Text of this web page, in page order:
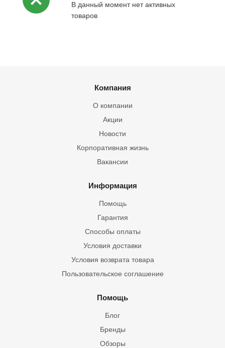
В данный момент нет активных
товаров
Компания
О компании
Акции
Новости
Корпоративная жизнь
Вакансии
Информация
Помощь
Гарантия
Способы оплаты
Условия доставки
Условия возврата товара
Пользовательское соглашение
Помощь
Блог
Бренды
Обзоры